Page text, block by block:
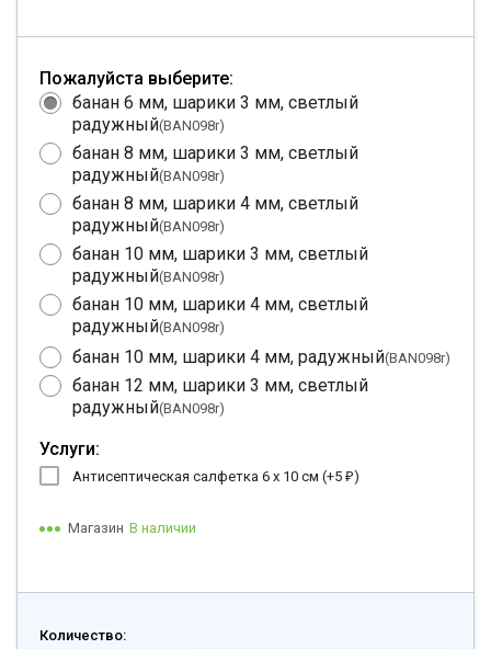
Пожалуйста выберите:
банан 6 мм, шарики 3 мм, светлый
радужный(BAN098r)
банан 8 мм, шарики 3 мм, светлый
радужный(BAN098r)
банан 8 мм, шарики 4 мм, светлый
радужный(BAN098r)
банан 10 мм, шарики 3 мм, светлый
радужный(BAN098r)
банан 10 мм, шарики 4 мм, светлый
радужный(BAN098r)
банан 10 мм, шарики 4 мм, радужный(BAN098r)
банан 12 мм, шарики 3 мм, светлый
радужный(BAN098r)
Услуги:
Антисептическая салфетка 6 х 10 см (+5 ₽)
Магазин В наличии
Количество: